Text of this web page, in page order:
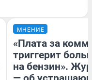
МНЕНИЕ
«Плата за
триггерит
на бензин».